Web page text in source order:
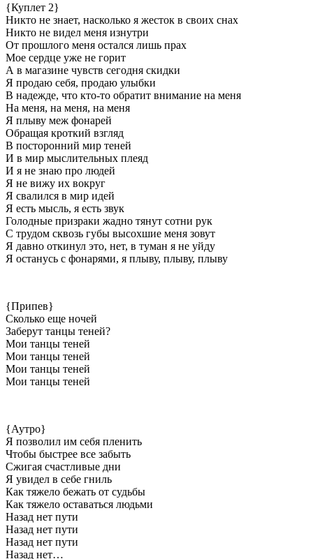
{Куплет 2}
Никто не знает, насколько я жесток в своих снах
Никто не видел меня изнутри
От прошлого меня остался лишь прах
Мое сердце уже не горит
А в магазине чувств сегодня скидки
Я продаю себя, продаю улыбки
В надежде, что кто-то обратит внимание на меня
На меня, на меня, на меня
Я плыву меж фонарей
Обращая кроткий взгляд
В посторонний мир теней
И в мир мыслительных плеяд
И я не знаю про людей
Я не вижу их вокруг
Я свалился в мир идей
Я есть мысль, я есть звук
Голодные призраки жадно тянут сотни рук
С трудом сквозь губы высохшие меня зовут
Я давно откинул это, нет, в туман я не уйду
Я останусь с фонарями, я плыву, плыву, плыву
{Припев}
Сколько еще ночей
Заберут танцы теней?
Мои танцы теней
Мои танцы теней
Мои танцы теней
Мои танцы теней
{Аутро}
Я позволил им себя пленить
Чтобы быстрее все забыть
Сжигая счастливые дни
Я увидел в себе гниль
Как тяжело бежать от судьбы
Как тяжело оставаться людьми
Назад нет пути
Назад нет пути
Назад нет пути
Назад нет…